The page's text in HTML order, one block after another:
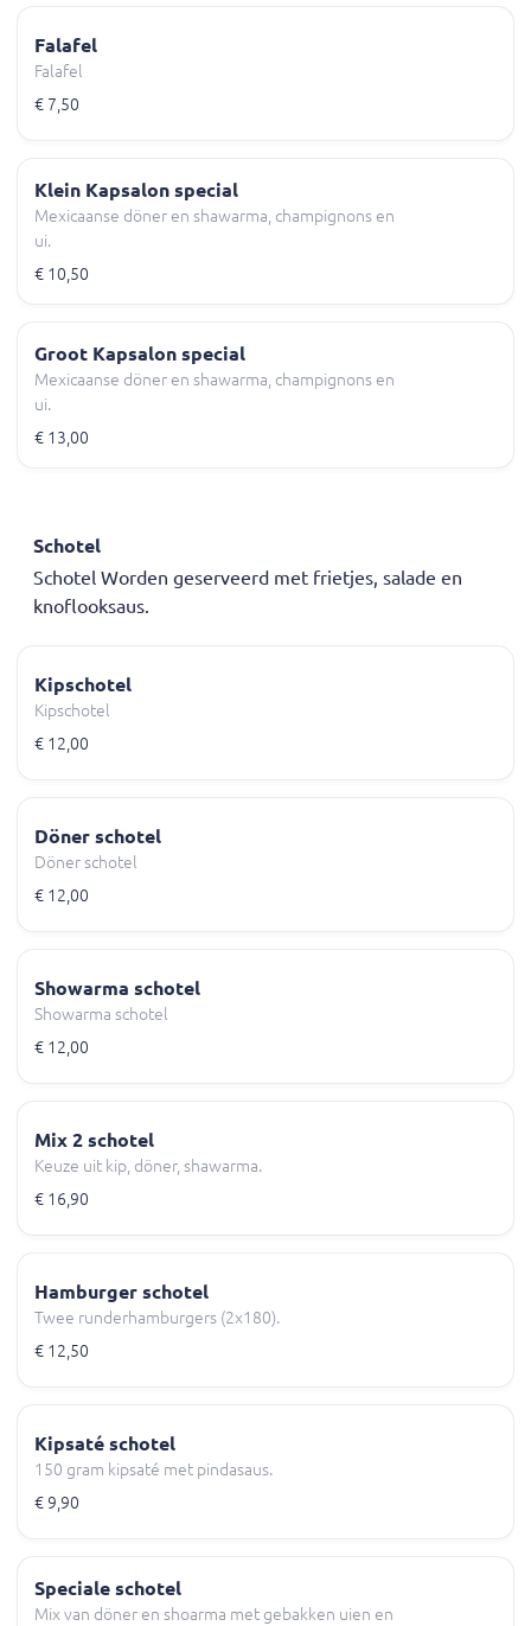
Falafel
Falafel
€ 7,50
Klein Kapsalon special
Mexicaanse döner en shawarma, champignons en
ui.
€ 10,50
Groot Kapsalon special
Mexicaanse döner en shawarma, champignons en
ui.
€ 13,00
Schotel
Schotel Worden geserveerd met frietjes, salade en
knoflooksaus.
Kipschotel
Kipschotel
€ 12,00
Döner schotel
Döner schotel
€ 12,00
Showarma schotel
Showarma schotel
€ 12,00
Mix 2 schotel
Keuze uit kip, döner, shawarma.
€ 16,90
Hamburger schotel
Twee runderhamburgers (2x180).
€ 12,50
Kipsaté schotel
150 gram kipsaté met pindasaus.
€ 9,90
Speciale schotel
Mix van döner en shoarma met gebakken uien en